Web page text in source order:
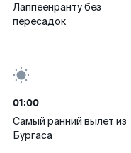
Лаппеенранту без
пересадок
01:00
Самый ранний вылет из
Бургаса